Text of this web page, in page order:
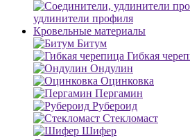
удлинители профиля
Кровельные материалы
Битум
Гибкая
Ондулин
Оцинковка
Пергамин
Рубероид
Стекломаст
Шифер